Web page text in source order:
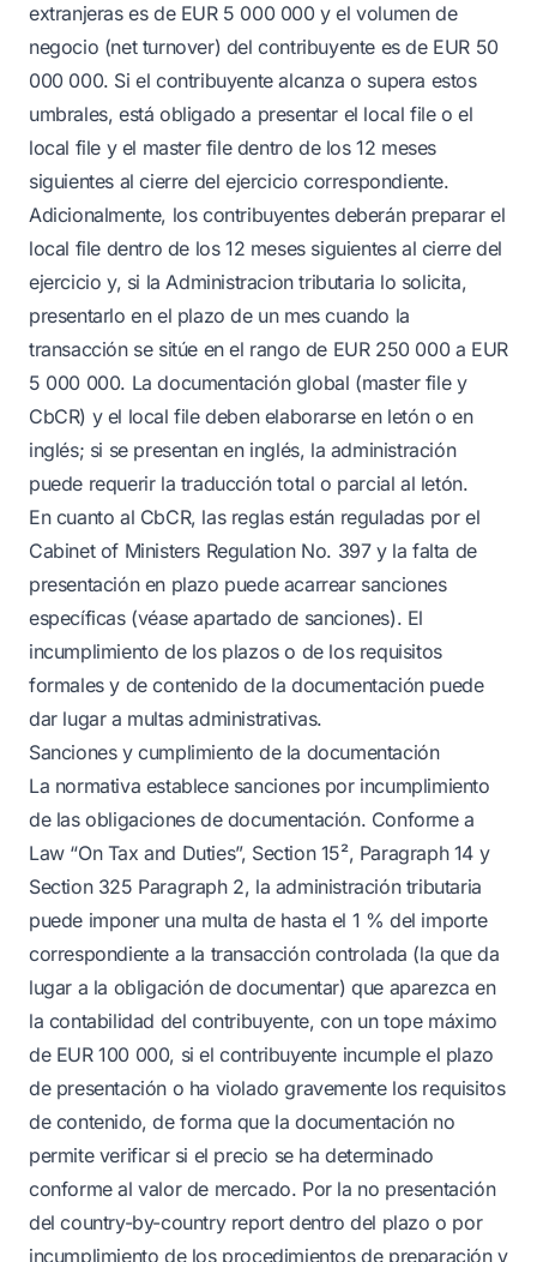
extranjeras es de EUR 5 000 000 y el volumen de
negocio (net turnover) del contribuyente es de EUR 50
000 000. Si el contribuyente alcanza o supera estos
umbrales, está obligado a presentar el local file o el
local file y el master file dentro de los 12 meses
siguientes al cierre del ejercicio correspondiente.
Adicionalmente, los contribuyentes deberán preparar el
local file dentro de los 12 meses siguientes al cierre del
ejercicio y, si la Administracion tributaria lo solicita,
presentarlo en el plazo de un mes cuando la
transacción se sitúe en el rango de EUR 250 000 a EUR
5 000 000. La documentación global (master file y
CbCR) y el local file deben elaborarse en letón o en
inglés; si se presentan en inglés, la administración
puede requerir la traducción total o parcial al letón.
En cuanto al CbCR, las reglas están reguladas por el
Cabinet of Ministers Regulation No. 397 y la falta de
presentación en plazo puede acarrear sanciones
específicas (véase apartado de sanciones). El
incumplimiento de los plazos o de los requisitos
formales y de contenido de la documentación puede
dar lugar a multas administrativas.
Sanciones y cumplimiento de la documentación
La normativa establece sanciones por incumplimiento
de las obligaciones de documentación. Conforme a
Law “On Tax and Duties”, Section 15², Paragraph 14 y
Section 325 Paragraph 2, la administración tributaria
puede imponer una multa de hasta el 1 % del importe
correspondiente a la transacción controlada (la que da
lugar a la obligación de documentar) que aparezca en
la contabilidad del contribuyente, con un tope máximo
de EUR 100 000, si el contribuyente incumple el plazo
de presentación o ha violado gravemente los requisitos
de contenido, de forma que la documentación no
permite verificar si el precio se ha determinado
conforme al valor de mercado. Por la no presentación
del country-by-country report dentro del plazo o por
incumplimiento de los procedimientos de preparación y